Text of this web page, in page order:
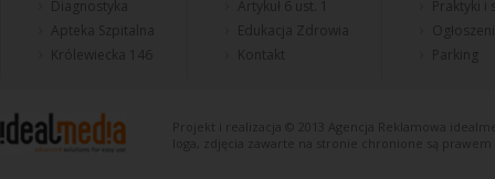
Diagnostyka
Apteka Szpitalna
Królewiecka 146
Artykuł 6 ust. 1
Edukacja Zdrowia
Praktyki
Parking
Projekt i realizacja © 2013 Agencja Reklamowa
loga, zdjęcia zawarte na stronie chronione są